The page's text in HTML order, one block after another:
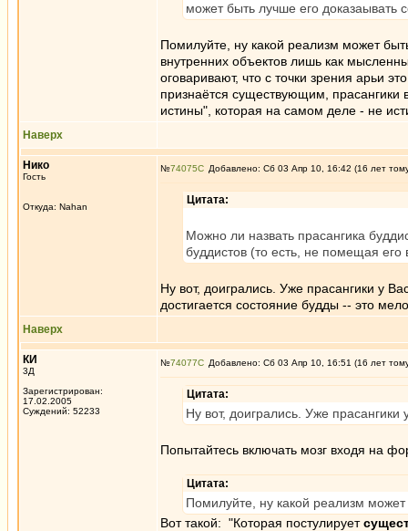
может быть лучше его доказаывать
Помилуйте, ну какой реализм может
внутренних объектов лишь как
оговаривают, что с точки зрения арьи
признаётся существующим,
истины", которая на самом деле - не
Наверх
Нико
Гость
Откуда: Nahan
№74075 Добавлено: Сб 03 Апр 10, 16:42 (16 лет
Цитата:
Можно ли назвать прасангика
буддистов (то есть, не помещая его
Ну вот, доигрались. Уже прасангики у
достигается состояние будды -- это
Наверх
КИ
3Д
Зарегистрирован:
17.02.2005
Суждений: 52233
№74077 Добавлено: Сб 03 Апр 10, 16:51 (16 лет
Цитата:
Ну вот, доигрались. Уже
Попытайтесь включать мозг входя на
Цитата:
Помилуйте, ну какой реализм может
Вот такой: "Которая постулирует